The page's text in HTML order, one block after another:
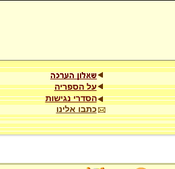
על הספריה
הסדרי נגישות
כתבו אלינו